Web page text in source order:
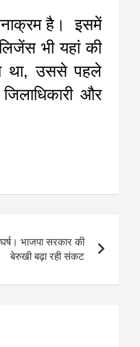
है। इसमें
भी यहां की
था, उससे पहले
और
भाजपा सरकार की
बेरुखी बढ़ा रही संकट